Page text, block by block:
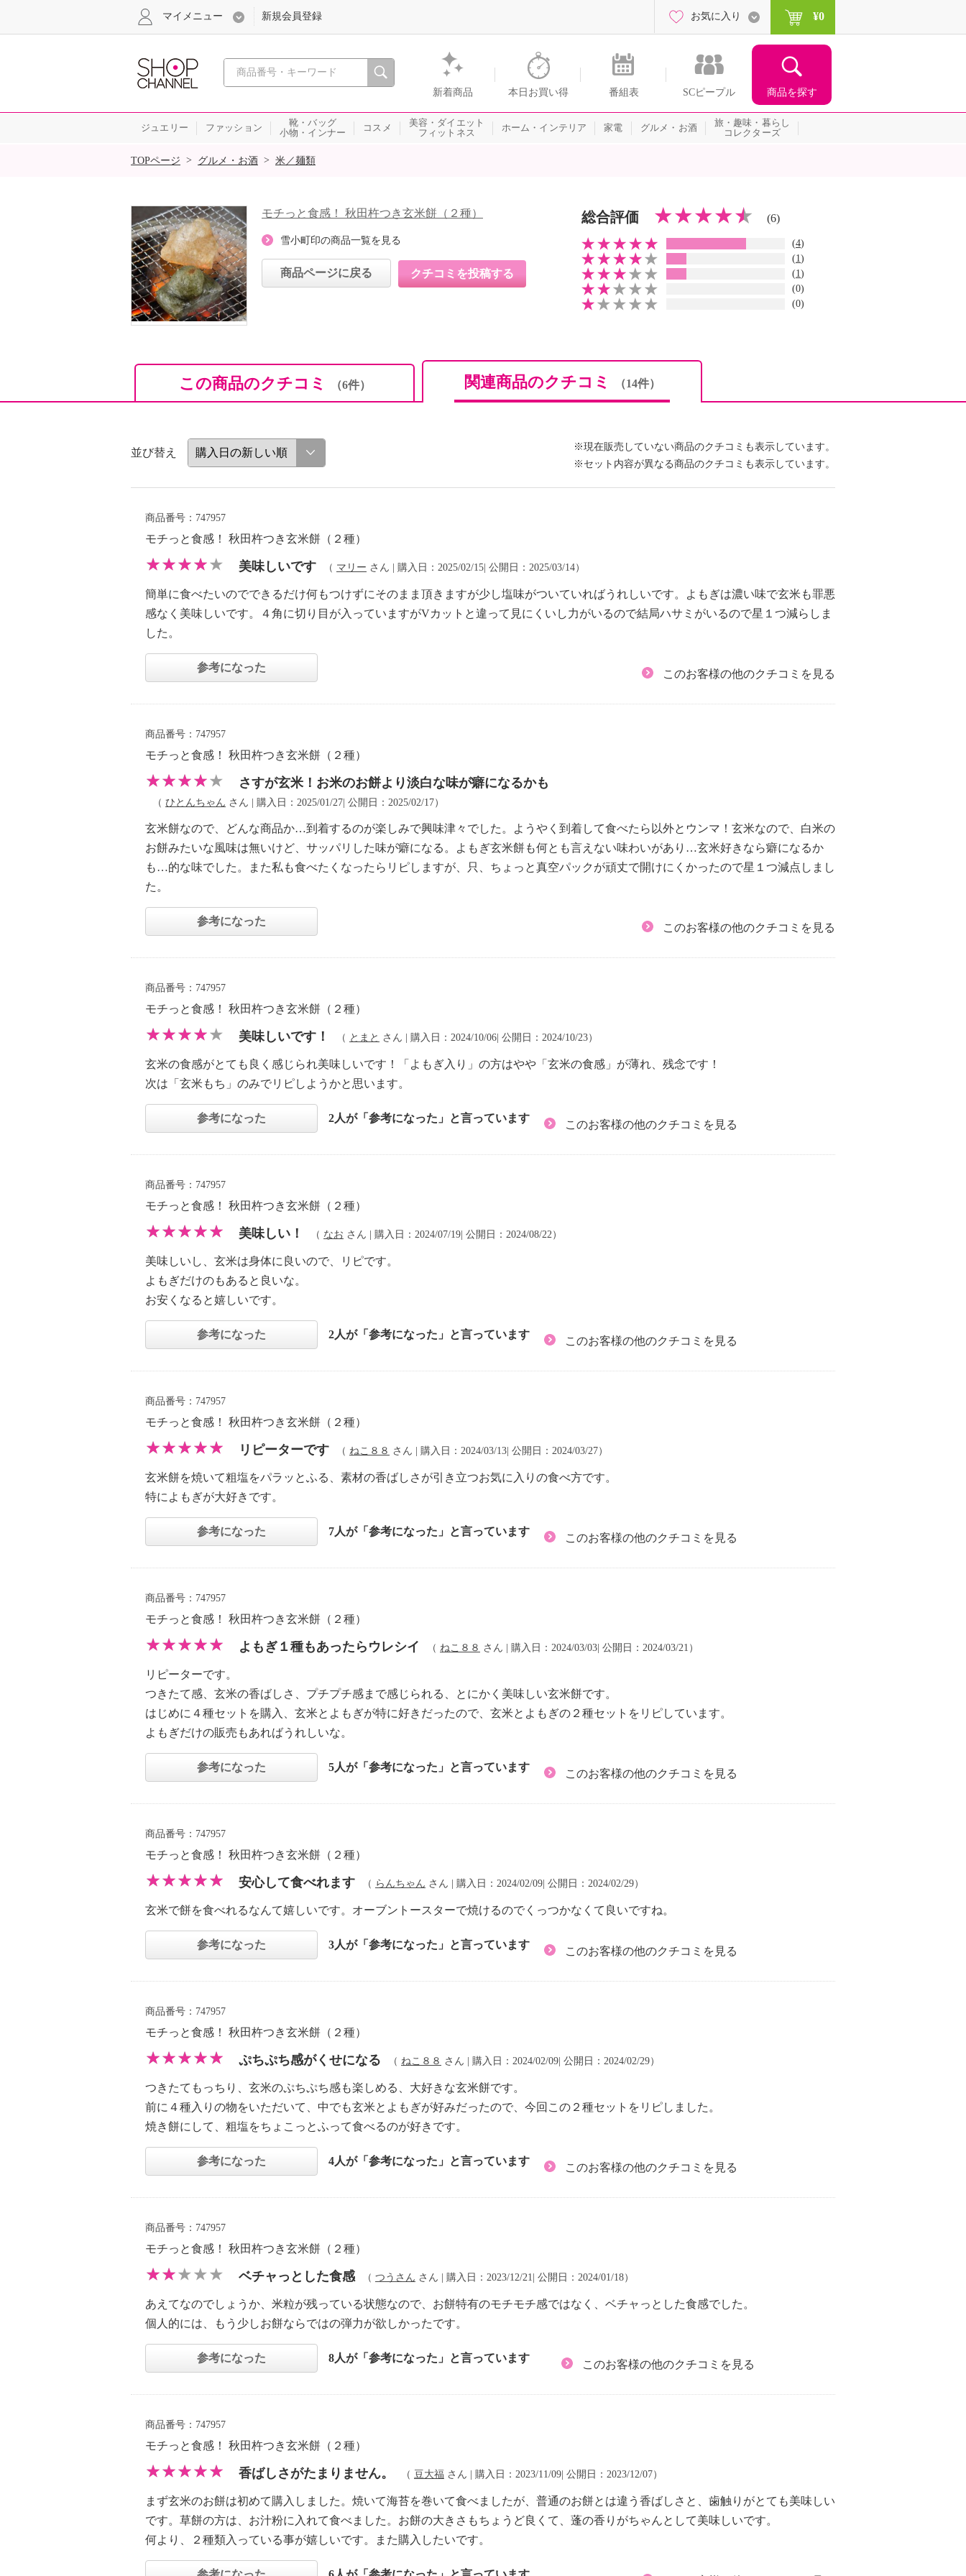
心おどる、瞬間を。通販・テレビショッピングのショップチャンネル
新着商品 本日お買い得 番組表 SCピープル 商品を探す
マイメニュー 新規会員登録 お気に入り ¥0
ジュエリー ファッション
靴・バッグ
小物・インナー
コスメ
美容・ダイエット
フィットネス
ホーム・インテリア 家電 グルメ・お酒
旅・趣味・暮らし
コレクターズ
SALE
TOPページ > グルメ・お酒 > 米／麺類
モチっと食感！ 秋田杵つき玄米餅（２種）
雪小町印の商品一覧を見る
商品ページに戻る クチコミを投稿する
総合評価 (6)
(4)
(1 )
(1 )
(0)
(0)
この商品のクチコミ （6件） 関連商品のクチコミ （14件）
並び替え
※現在販売していない商品のクチコミも表示しています。
※セット内容が異なる商品のクチコミも表示しています。
商品番号：747957
モチっと食感！ 秋田杵つき玄米餅（２種）
美味しいです （ マリー さん | 購入日：2025/02/15| 公開日：2025/03/14）
簡単に食べたいのでできるだけ何もつけずにそのまま頂きますが少し塩味がついていればうれしいです。よもぎは濃い味で玄米も罪悪
感なく美味しいです。４角に切り目が入っていますがVカットと違って見にくいし力がいるので結局ハサミがいるので星１つ減らしま
した。
参考になった
このお客様の他のクチコミを見る
商品番号：747957
モチっと食感！ 秋田杵つき玄米餅（２種）
さすが玄米！お米のお餅より淡白な味が癖になるかも
（ ひとんちゃん さん | 購入日：2025/01/27| 公開日：2025/02/17）
玄米餅なので、どんな商品か…到着するのが楽しみで興味津々でした。ようやく到着して食べたら以外とウンマ！玄米なので、白米の
お餅みたいな風味は無いけど、サッパリした味が癖になる。よもぎ玄米餅も何とも言えない味わいがあり…玄米好きなら癖になるか
も…的な味でした。また私も食べたくなったらリピしますが、只、ちょっと真空パックが頑丈で開けにくかったので星１つ減点しまし
た。
参考になった
このお客様の他のクチコミを見る
商品番号：747957
モチっと食感！ 秋田杵つき玄米餅（２種）
美味しいです！ （ とまと さん | 購入日：2024/10/06| 公開日：2024/10/23）
玄米の食感がとても良く感じられ美味しいです！「よもぎ入り」の方はやや「玄米の食感」が薄れ、残念です！
次は「玄米もち」のみでリピしようかと思います。
参考になった 2人が「参考になった」と言っています
このお客様の他のクチコミを見る
商品番号：747957
モチっと食感！ 秋田杵つき玄米餅（２種）
美味しい！ （ なお さん | 購入日：2024/07/19| 公開日：2024/08/22）
美味しいし、玄米は身体に良いので、リピです。
よもぎだけのもあると良いな。
お安くなると嬉しいです。
参考になった 2人が「参考になった」と言っています
このお客様の他のクチコミを見る
商品番号：747957
モチっと食感！ 秋田杵つき玄米餅（２種）
リピーターです （ ねこ８８ さん | 購入日：2024/03/13| 公開日：2024/03/27）
玄米餅を焼いて粗塩をパラッとふる、素材の香ばしさが引き立つお気に入りの食べ方です。
特によもぎが大好きです。
参考になった 7人が「参考になった」と言っています
このお客様の他のクチコミを見る
商品番号：747957
モチっと食感！ 秋田杵つき玄米餅（２種）
よもぎ１種もあったらウレシイ （ ねこ８８ さん | 購入日：2024/03/03| 公開日：2024/03/21）
リピーターです。
つきたて感、玄米の香ばしさ、プチプチ感まで感じられる、とにかく美味しい玄米餅です。
はじめに４種セットを購入、玄米とよもぎが特に好きだったので、玄米とよもぎの２種セットをリピしています。
よもぎだけの販売もあればうれしいな。
参考になった 5人が「参考になった」と言っています
このお客様の他のクチコミを見る
商品番号：747957
モチっと食感！ 秋田杵つき玄米餅（２種）
安心して食べれます （ らんちゃん さん | 購入日：2024/02/09| 公開日：2024/02/29）
玄米で餅を食べれるなんて嬉しいです。オーブントースターで焼けるのでくっつかなくて良いですね。
参考になった 3人が「参考になった」と言っています
このお客様の他のクチコミを見る
商品番号：747957
モチっと食感！ 秋田杵つき玄米餅（２種）
ぷちぷち感がくせになる （ ねこ８８ さん | 購入日：2024/02/09| 公開日：2024/02/29）
つきたてもっちり、玄米のぷちぷち感も楽しめる、大好きな玄米餅です。
前に４種入りの物をいただいて、中でも玄米とよもぎが好みだったので、今回この２種セットをリピしました。
焼き餅にして、粗塩をちょこっとふって食べるのが好きです。
参考になった 4人が「参考になった」と言っています
このお客様の他のクチコミを見る
商品番号：747957
モチっと食感！ 秋田杵つき玄米餅（２種）
ベチャっとした食感 （ つうさん さん | 購入日：2023/12/21| 公開日：2024/01/18）
あえてなのでしょうか、米粒が残っている状態なので、お餅特有のモチモチ感ではなく、ベチャっとした食感でした。
個人的には、もう少しお餅ならではの弾力が欲しかったです。
参考になった 8人が「参考になった」と言っています
このお客様の他のクチコミを見る
商品番号：747957
モチっと食感！ 秋田杵つき玄米餅（２種）
香ばしさがたまりません。 （ 豆大福 さん | 購入日：2023/11/09| 公開日：2023/12/07）
まず玄米のお餅は初めて購入しました。焼いて海苔を巻いて食べましたが、普通のお餅とは違う香ばしさと、歯触りがとても美味しい
です。草餅の方は、お汁粉に入れて食べました。お餅の大きさもちょうど良くて、蓬の香りがちゃんとして美味しいです。
何より、２種類入っている事が嬉しいです。また購入したいです。